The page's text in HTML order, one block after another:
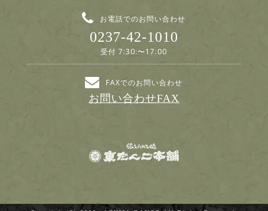
お電話でのお問い合わせ
0237-42-1010
受付 7:30:〜17:00
FAXでのお問い合わせ
お問い合わせFAX